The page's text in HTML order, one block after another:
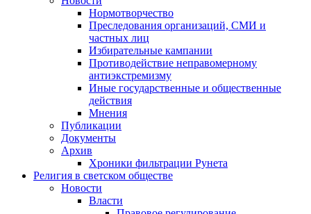
Нормотворчество
Преследования организаций, СМИ и
частных лиц
Избирательные кампании
Противодействие неправомерному
антиэкстремизму
Иные государственные и общественные
действия
Мнения
Публикации
Документы
Архив
Хроники фильтрации Рунета
Религия в светском обществе
Новости
Власти